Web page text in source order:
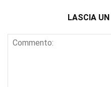
LASCIA